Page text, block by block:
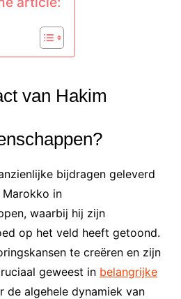
van Hakim
bijdragen geleverd
in
waarbij hij zijn
op het veld heeft getoond.
te creëren en zijn
geweest in belangrijke
de algehele dynamiek van